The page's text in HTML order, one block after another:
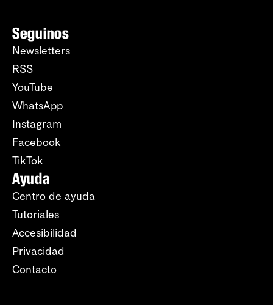
Seguinos
Newsletters
RSS
YouTube
WhatsApp
Instagram
Facebook
TikTok
Ayuda
Centro de ayuda
Tutoriales
Accesibilidad
Privacidad
Contacto